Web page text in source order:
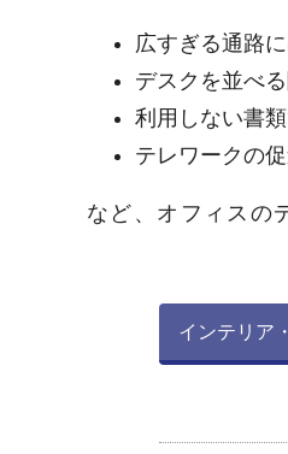
広すぎる通路
デスクを並べ
利用しない書
テレワークの
など、オフィスの
インテリア